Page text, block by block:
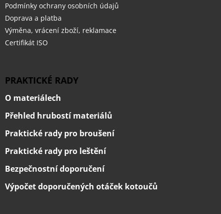
Podmínky ochrany osobních údajů
Doprava a platba
Výměna, vrácení zboží, reklamace
Certifikát ISO
PRAKTICKÉ RADY
O materiálech
Přehled hrubostí materiálů
Praktické rady pro broušení
Praktické rady pro leštění
Bezpečnostní doporučení
Výpočet doporučených otáček kotoučů